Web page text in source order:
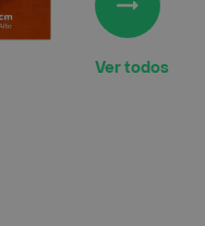
Ver todos